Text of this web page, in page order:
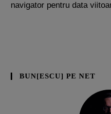
navigator pentru data
BUN[ESCU] PE NET